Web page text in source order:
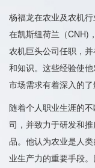
杨福龙在农业及农机
在凯斯纽荷兰（CNH)
农机巨头公司任职，
和知识。这些经验使
市场需求有着深入的了
随着个人职业生涯的
司，并致力于研发和
品。他认为农业是人
业生产力的重要手段